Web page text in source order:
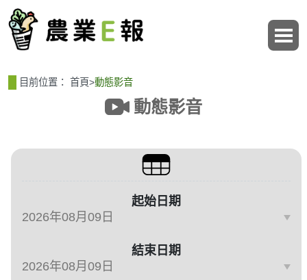
目前位置： 首頁>動態影音
動態影音
篩選、排序與主題分類
起始日期
結束日期